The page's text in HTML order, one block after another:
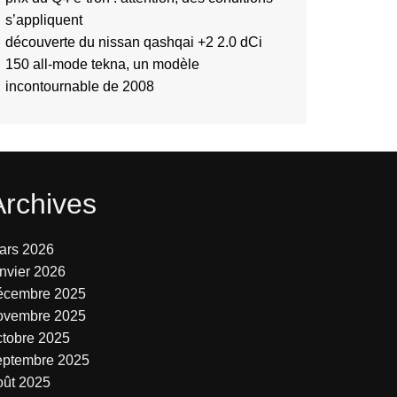
s’appliquent
découverte du nissan qashqai +2 2.0 dCi
150 all-mode tekna, un modèle
incontournable de 2008
2026
2026
2025
2025
2025
2025
2025